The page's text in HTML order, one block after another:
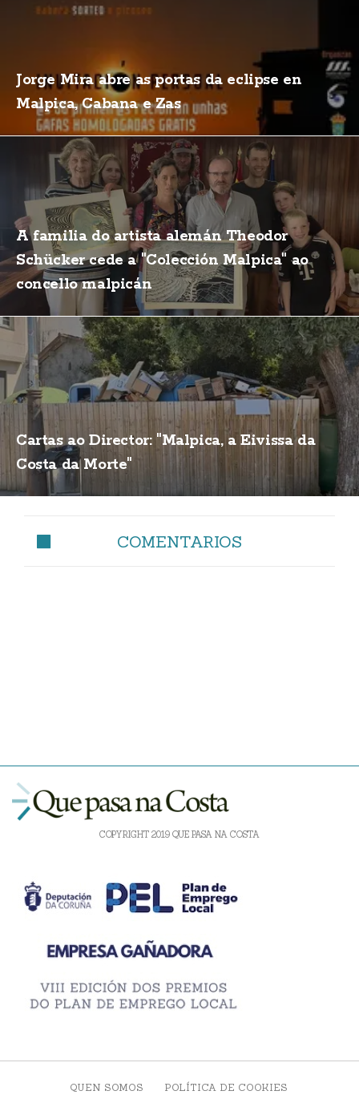
Jorge Mira abre as portas da eclipse en
Malpica, Cabana e Zas
A familia do artista alemán Theodor
Schücker cede a "Colección Malpica" ao
concello malpicán
Cartas ao Director: "Malpica, a Eivissa da
Costa da Morte"
COMENTARIOS
COPYRIGHT 2019 QUE PASA NA COSTA
QUEN SOMOS POLÍTICA DE COOKIES